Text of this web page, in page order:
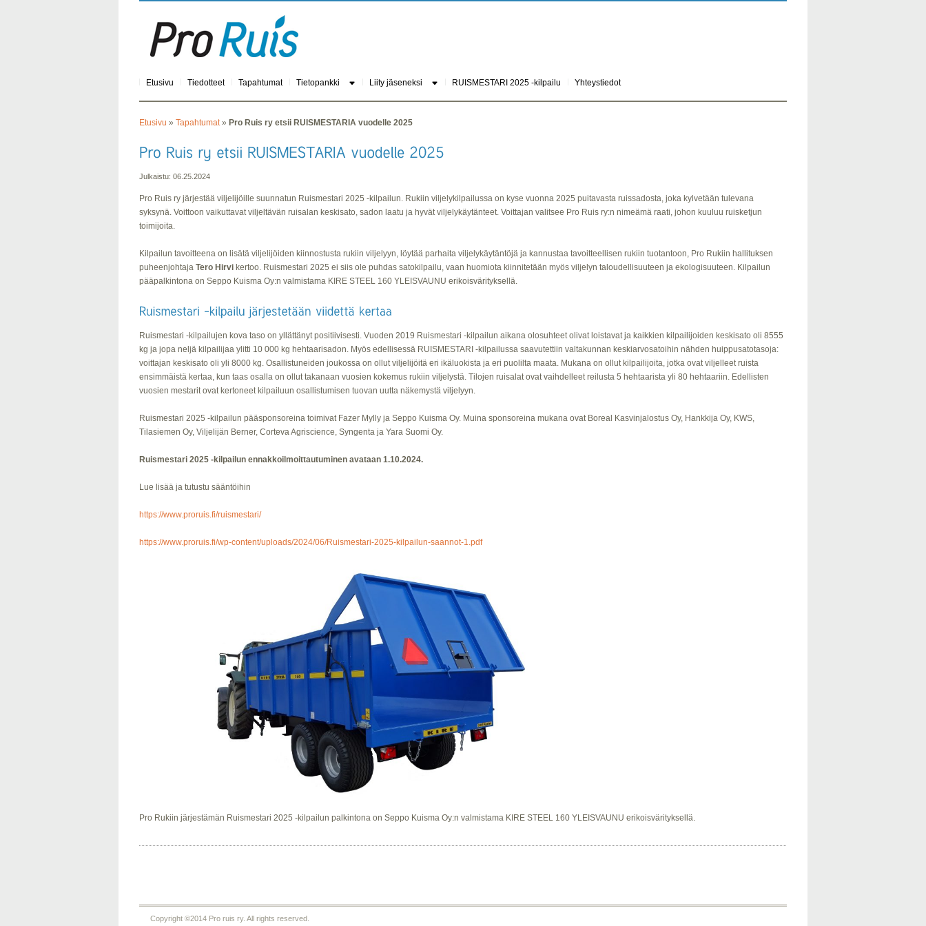
Etusivu Tiedotteet Tapahtumat Tietopankki Liity jäseneksi RUISMESTARI 2025 -kilpailu Yhteystiedot
Etusivu » Tapahtumat» Pro Ruis ry etsii RUISMESTARIA vuodelle 2025
Julkaistu: 06.25.2024
Pro Ruis ry järjestää viljelijöille suunnatun Ruismestari 2025 -kilpailun. Rukiin viljelykilpailussa on kyse vuonna 2025 puitavasta ruissadosta, joka kylvetään tulevana
syksynä. Voittoon vaikuttavat viljeltävän ruisalan keskisato, sadon laatu ja hyvät viljelykäytänteet. Voittajan valitsee Pro Ruis ry:n nimeämä raati, johon kuuluu ruisketjun
toimijoita.
Kilpailun tavoitteena on lisätä viljelijöiden kiinnostusta rukiin viljelyyn, löytää parhaita viljelykäytäntöjä ja kannustaa tavoitteellisen rukiin tuotantoon, Pro Rukiin hallituksen
puheenjohtaja Tero Hirvi kertoo. Ruismestari 2025 ei siis ole puhdas satokilpailu, vaan huomiota kiinnitetään myös viljelyn taloudellisuuteen ja ekologisuuteen. Kilpailun
pääpalkintona on Seppo Kuisma Oy:n valmistama KIRE STEEL 160 YLEISVAUNU erikoisvärityksellä.
Ruismestari -kilpailujen kova taso on yllättänyt positiivisesti. Vuoden 2019 Ruismestari -kilpailun aikana olosuhteet olivat loistavat ja kaikkien kilpailijoiden keskisato oli 8555
kg ja jopa neljä kilpailijaa ylitti 10 000 kg hehtaarisadon. Myös edellisessä RUISMESTARI -kilpailussa saavutettiin valtakunnan keskiarvosatoihin nähden huippusatotasoja:
voittajan keskisato oli yli 8000 kg. Osallistuneiden joukossa on ollut viljelijöitä eri ikäluokista ja eri puolilta maata. Mukana on ollut kilpailijoita, jotka ovat viljelleet ruista
ensimmäistä kertaa, kun taas osalla on ollut takanaan vuosien kokemus rukiin viljelystä. Tilojen ruisalat ovat vaihdelleet reilusta 5 hehtaarista yli 80 hehtaariin. Edellisten
vuosien mestarit ovat kertoneet kilpailuun osallistumisen tuovan uutta näkemystä viljelyyn.
Ruismestari 2025 -kilpailun pääsponsoreina toimivat Fazer Mylly ja Seppo Kuisma Oy. Muina sponsoreina mukana ovat Boreal Kasvinjalostus Oy, Hankkija Oy, KWS,
Tilasiemen Oy, Viljelijän Berner, Corteva Agriscience, Syngenta ja Yara Suomi Oy.
Ruismestari 2025 -kilpailun ennakkoilmoittautuminen avataan 1.10.2024.
Lue lisää ja tutustu sääntöihin
https://www.proruis.fi/ruismestari/
https://www.proruis.fi/wp-content/uploads/2024/06/Ruismestari-2025-kilpailun-saannot-1.pdf
Pro Rukiin järjestämän Ruismestari 2025 -kilpailun palkintona on Seppo Kuisma Oy:n valmistama KIRE STEEL 160 YLEISVAUNU erikoisvärityksellä.
Copyright ©2014 Pro ruis ry. All rights reserved.